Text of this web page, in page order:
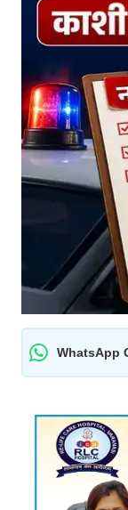
WhatsApp